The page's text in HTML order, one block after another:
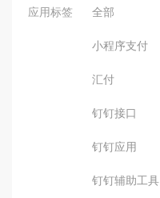
应用标签 全部
小程序支付
汇付
钉钉接口
钉钉应用
钉钉辅助工具